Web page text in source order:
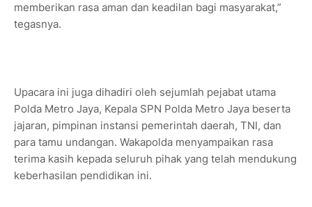
memberikan rasa aman dan keadilan bagi masyarakat,”
tegasnya.
Upacara ini juga dihadiri oleh sejumlah pejabat utama
Polda Metro Jaya, Kepala SPN Polda Metro Jaya beserta
jajaran, pimpinan instansi pemerintah daerah, TNI, dan
para tamu undangan. Wakapolda menyampaikan rasa
terima kasih kepada seluruh pihak yang telah mendukung
keberhasilan pendidikan ini.